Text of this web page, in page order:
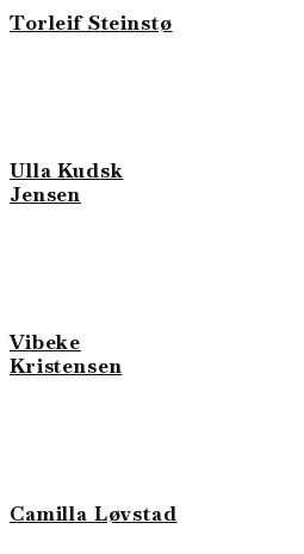
Torleif Steinstø
Ulla Kudsk
Jensen
Vibeke
Kristensen
​Camilla Løvstad